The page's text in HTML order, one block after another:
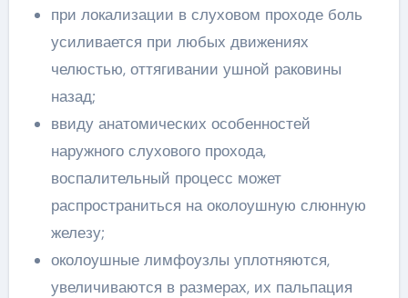
при локализации в слуховом проходе боль
усиливается при любых движениях
челюстью, оттягивании ушной раковины
назад;
ввиду анатомических особенностей
наружного слухового прохода,
воспалительный процесс может
распространиться на околоушную слюнную
железу;
околоушные лимфоузлы уплотняются,
увеличиваются в размерах, их пальпация